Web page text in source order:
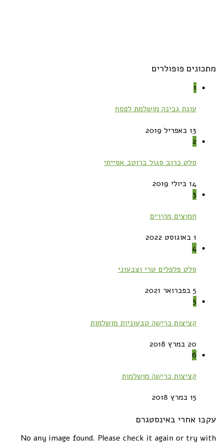
מתכונים פופולרים
1
עוגת גבינה מושלמת לפסח
13 באפריל 2019
2
סלט כרוב סגול ברוטב אסייתי
14 ביולי 2019
3
חמוצים מהירים
1 באוגוסט 2022
4
סלט פלפלים טרי וצבעוני
5 בפברואר 2021
5
קציצות כרישה טבעוניות מושלמות
20 במרץ 2018
6
קציצות כרישה מושלמות
15 במרץ 2018
עקבו אחרי באינסטגרם
No any image found. Please check it again or try with